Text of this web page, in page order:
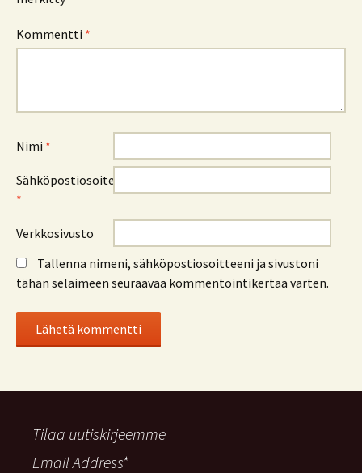
Kommentti *
Nimi *
Sähköpostiosoite
*
Verkkosivusto
Tallenna nimeni, sähköpostiosoitteeni ja sivustoni
tähän selaimeen seuraavaa kommentointikertaa varten.
Tilaa uutiskirjeemme
Email Address*